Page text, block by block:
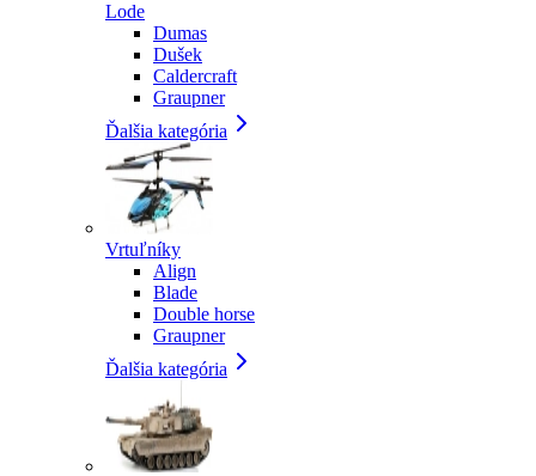
Lode
Dumas
Dušek
Caldercraft
Graupner
Ďalšia kategória
Vrtuľníky
Align
Blade
Double horse
Graupner
Ďalšia kategória